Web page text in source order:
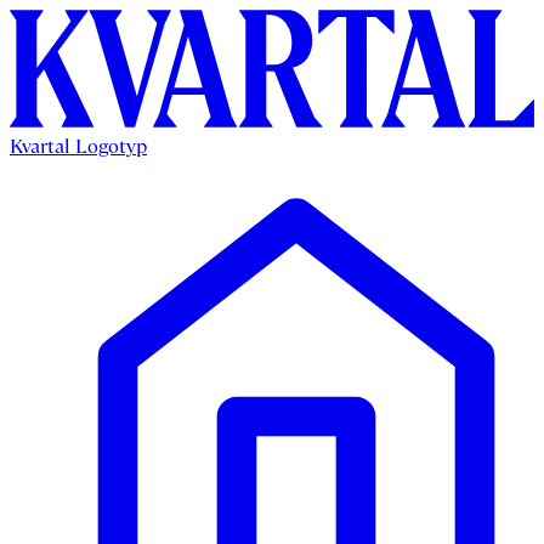
Kvartal Logotyp